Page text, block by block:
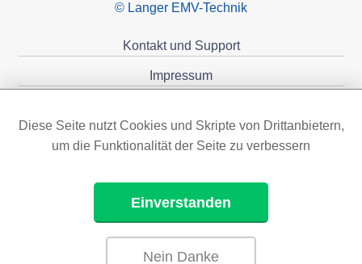
© Langer EMV-Technik
Kontakt und Support
Impressum
Diese Seite nutzt Cookies und Skripte von Drittanbietern,
um die Funktionalität der Seite zu verbessern
Einverstanden
Nein Danke